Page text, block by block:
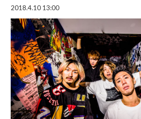
2018.4.10 13:00